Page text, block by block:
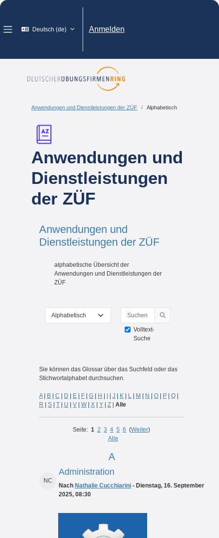
Zum Hauptinhalt
Deutsch ‎(de)‎ Anmelden
Anwendungen und Dienstleistungen der ZÜF Alphabetisch
Anwendungen und
Dienstleistungen
der ZÜF
Anwendungen und
Dienstleistungen der ZÜF
alphabetische Übersicht der
Anwendungen und Dienstleistungen der
ZÜF
Sie können das Glossar über das Suchfeld oder das
Suchen
Suchen
Volltext-
Suche
Sie können das Glossar über das Suchfeld oder das
Stichwortalphabet durchsuchen.
A| B | C | D | E | F | G | H | I | J | K | L | M | N | O | P | Q |
R | S | T | U | V | W| X | Y | Z | Alle
Seite: 1 2 3 4 5 6 (Weiter)
Alle
A
NC
Administration
Nach Nathalie Cucchiarini - Dienstag, 16. September
2025, 08:30